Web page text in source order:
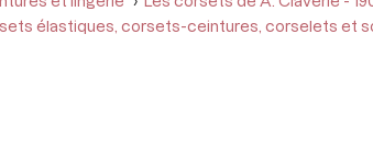
élastiques, corsets-ceintures, corselets et